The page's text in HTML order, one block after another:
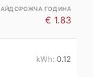
€ 1.83
0.12